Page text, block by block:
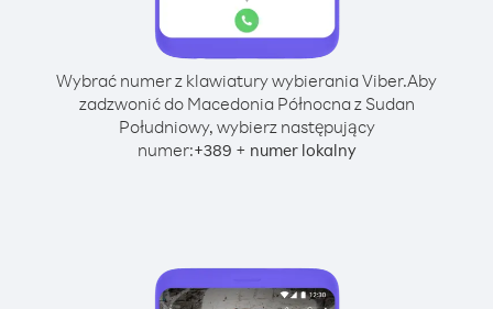
Wybrać numer z klawiatury wybierania Viber.Aby
zadzwonić do Macedonia Północna z Sudan
Południowy, wybierz następujący
numer:+389 + numer lokalny